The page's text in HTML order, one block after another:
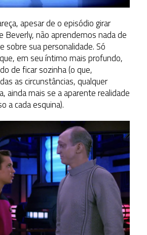
apesar de o episódio girar
Beverly, não aprendemos nada de
sobre sua personalidade. Só
em seu íntimo mais profundo,
de ficar sozinha (o que,
as circunstâncias, qualquer
ainda mais se a aparente realidade
a cada esquina).